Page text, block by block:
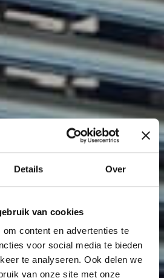
Details Over
van cookies
content en advertenties te
voor social media te bieden
te analyseren. Ook delen we
van onze site met onze